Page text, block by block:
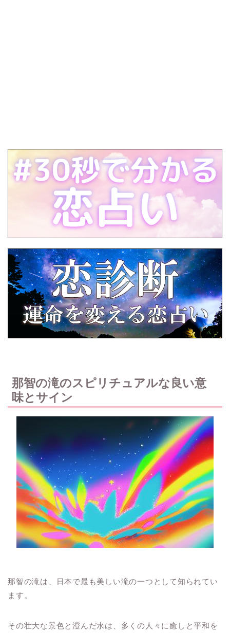
那智の滝のスピリチュアルな良い意
味とサイン
那智の滝は、日本で最も美しい滝の一つとして知られてい
ます。
その壮大な景色と澄んだ水は、多くの人々に癒しと平和を